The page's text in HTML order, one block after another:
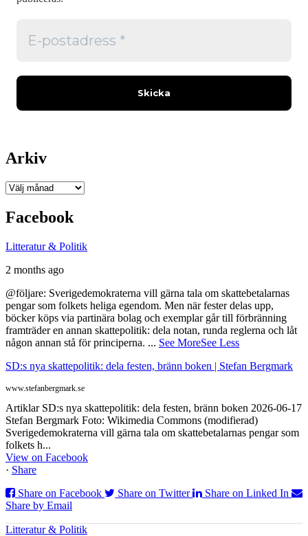
Arkiv
Arkiv
Facebook
Litteratur & Politik
2 months ago
@följare: Sverigedemokraterna vill gärna tala om skattebetalarnas
pengar som folkets heliga egendom. Men när fester delas upp,
böcker köps via partinära bolag och exemplar går till förbränning
framträder en annan skattepolitik: dela notan, runda reglerna och låt
någon annan stå för principerna. ... See MoreSee Less
SD:s nya skattepolitik: dela festen, bränn boken | Stefan Bergmark
www.stefanbergmark.se
Artiklar SD:s nya skattepolitik: dela festen, bränn boken 2026-06-17
Stefan Bergmark Foto: Wikimedia Commons (modifierad)
Sverigedemokraterna vill gärna tala om skattebetalarnas pengar som
folkets h...
View on Facebook
· Share
Share on Facebook
Share on Twitter
Share on Linked In
Share by Email
Litteratur & Politik